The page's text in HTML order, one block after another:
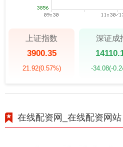
上证指数
3900.35
21.92(0.57%)
深证成
-34.08(-
在线配资网_在线配资网站